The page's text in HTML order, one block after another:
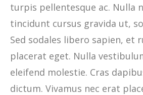
turpis pellentesque ac. Nulla
tincidunt cursus gravida ut,
Sed sodales libero sapien, et
placerat eget. Nulla
eleifend molestie. Cras
dictum. Vivamus nec erat